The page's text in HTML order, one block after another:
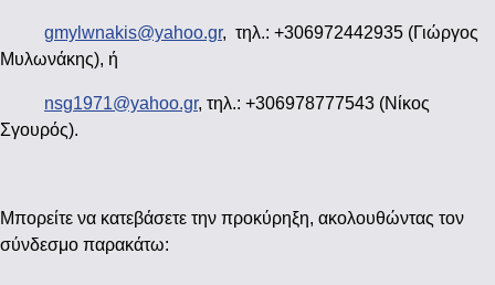
gmylwnakis@yahoo.gr, τηλ.: +306972442935 (Γιώργος
Μυλωνάκης), ή
nsg1971@yahoo.gr, τηλ.: +306978777543 (Νίκος
Σγουρός).
Μπορείτε να κατεβάσετε την προκύρηξη, ακολουθώντας τον
σύνδεσμο παρακάτω: